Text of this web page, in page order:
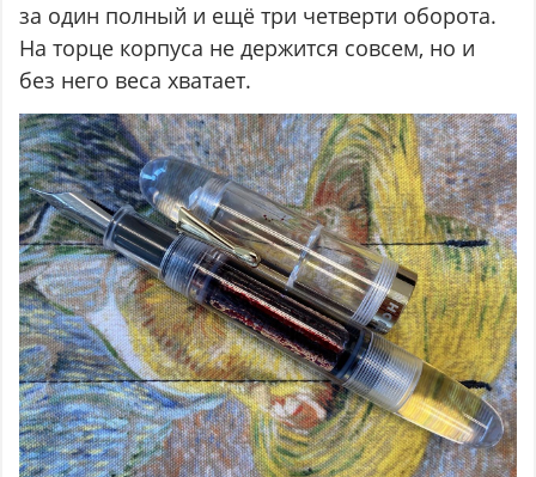
за один полный и ещё три четверти оборота.
На торце корпуса не держится совсем, но и
без него веса хватает.